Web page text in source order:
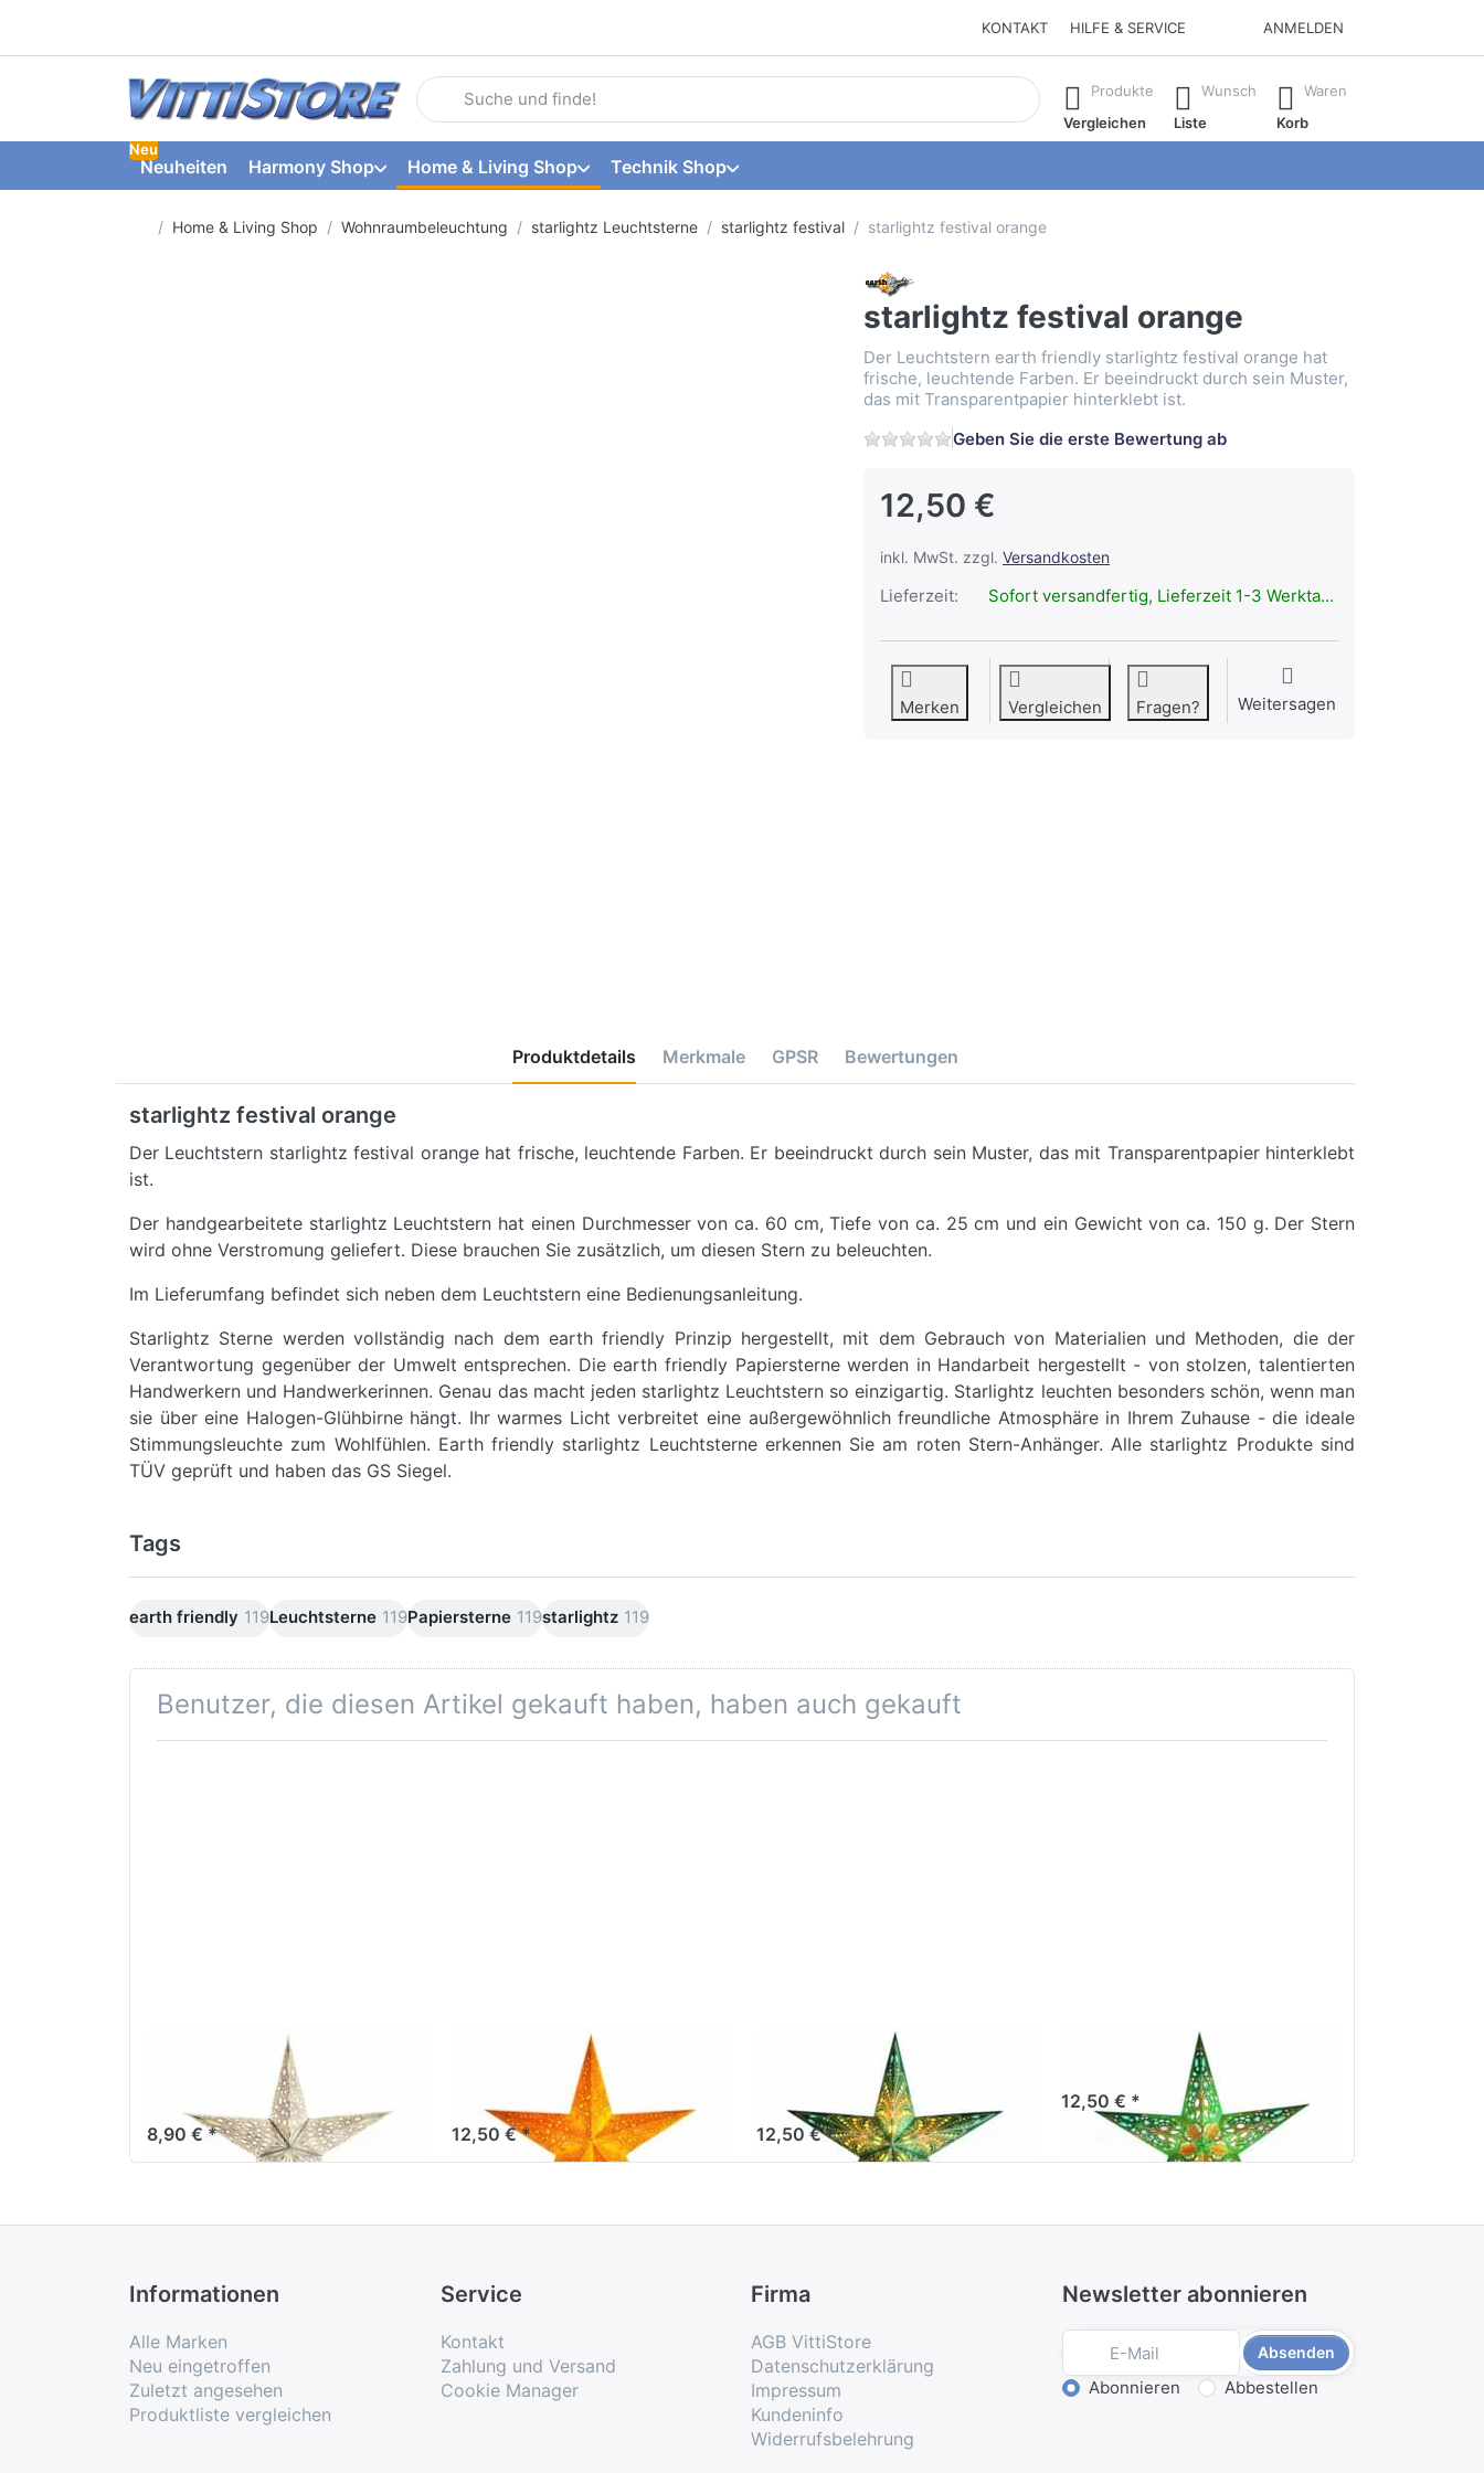
KONTAKT HILFE & SERVICE ANMELDEN
Geben Sie einen Suchbegriff ein. Während Sie tippen, erscheinen automatisch erste Ergebnisse. Drücken Sie die Eingabetaste, um alle
Produkte
Vergleichen
Wunsch
Liste
Waren
Korb
Neuheiten
Neu
Harmony Shop Home & Living Shop Technik Shop
Startseite
Home & Living Shop Wohnraumbeleuchtung starlightz Leuchtsterne starlightz festival starlightz festival orange
starlightz festival orange
Der Leuchtstern earth friendly starlightz festival orange hat
frische, leuchtende Farben. Er beeindruckt durch sein Muster,
das mit Transparentpapier hinterklebt ist.
Geben Sie die erste Bewertung ab
12,50 €
inkl. MwSt. zzgl. Versandkosten
Lieferzeit: Sofort versandfertig, Lieferzeit 1-3 Werktage.
Merken Vergleichen Fragen? Weitersagen
Produktdetails Merkmale GPSR Bewertungen
starlightz festival orange
Der Leuchtstern starlightz festival orange hat frische, leuchtende Farben. Er beeindruckt durch sein Muster, das mit Transparentpapier hinterklebt
ist.
Der handgearbeitete starlightz Leuchtstern hat einen Durchmesser von ca. 60 cm, Tiefe von ca. 25 cm und ein Gewicht von ca. 150 g. Der Stern
wird ohne Verstromung geliefert. Diese brauchen Sie zusätzlich, um diesen Stern zu beleuchten.
Im Lieferumfang befindet sich neben dem Leuchtstern eine Bedienungsanleitung.
Starlightz Sterne werden vollständig nach dem earth friendly Prinzip hergestellt, mit dem Gebrauch von Materialien und Methoden, die der
Verantwortung gegenüber der Umwelt entsprechen. Die earth friendly Papiersterne werden in Handarbeit hergestellt - von stolzen, talentierten
Handwerkern und Handwerkerinnen. Genau das macht jeden starlightz Leuchtstern so einzigartig. Starlightz leuchten besonders schön, wenn man
sie über eine Halogen-Glühbirne hängt. Ihr warmes Licht verbreitet eine außergewöhnlich freundliche Atmosphäre in Ihrem Zuhause - die ideale
Stimmungsleuchte zum Wohlfühlen. Earth friendly starlightz Leuchtsterne erkennen Sie am roten Stern-Anhänger. Alle starlightz Produkte sind
TÜV geprüft und haben das GS Siegel.
Tags
earth friendly 119Leuchtsterne 119Papiersterne 119starlightz 119
Benutzer, die diesen Artikel gekauft haben, haben auch gekauft
starlightz mono
small white
8,90 € *
starlightz mono
12,50 € *
starlightz queen of
12,50 € *
starlightz monsoon
12,50 € *
Informationen
Alle Marken
Neu eingetroffen
Zuletzt angesehen
Produktliste vergleichen
Service
Kontakt
Zahlung und Versand
Cookie Manager
Firma
AGB VittiStore
Datenschutzerklärung
Impressum
Kundeninfo
Widerrufsbelehrung
Newsletter abonnieren
Absenden
Aktion wählen
Abonnieren Abbestellen